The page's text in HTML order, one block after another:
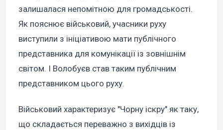
залишалася непомітною для громадськості.
Як пояснює військовий, учасники руху
виступили з ініціативою мати публічного
представника для комунікації із зовнішнім
світом. І Волобуєв став таким публічним
представником цього руху.
Військовий характеризує "Чорну іскру" як таку,
що складається переважно з вихідців із